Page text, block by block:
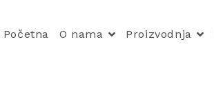
Početna O nama Proizvodnja